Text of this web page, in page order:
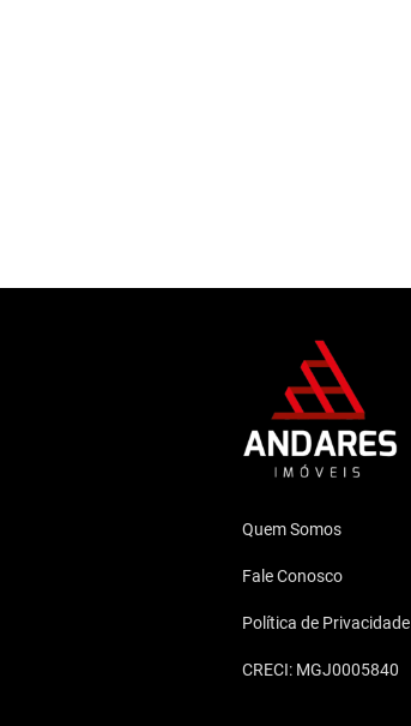
Quem Somos
Fale Conosco
Política de Privacidade
CRECI: MGJ0005840